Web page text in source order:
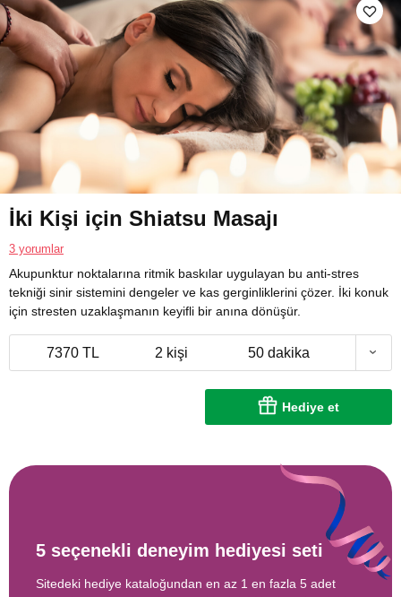
İki Kişi için Shiatsu Masajı
3 yorumlar
Akupunktur noktalarına ritmik baskılar uygulayan bu anti-stres
tekniği sinir sistemini dengeler ve kas gerginliklerini çözer. İki konuk
için stresten uzaklaşmanın keyifli bir anına dönüşür.
7370 TL 2 kişi 50 dakika
Hediye et
5 seçenekli deneyim hediyesi seti
Sitedeki hediye kataloğundan en az 1 en fazla 5 adet